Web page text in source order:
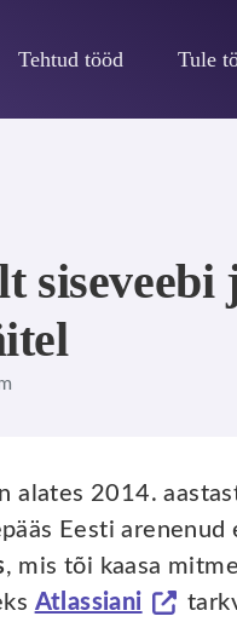
Tehtud tööd Tule
siseveebi
alates 2014.
Eesti
, mis tõi kaasa
Atlassiani